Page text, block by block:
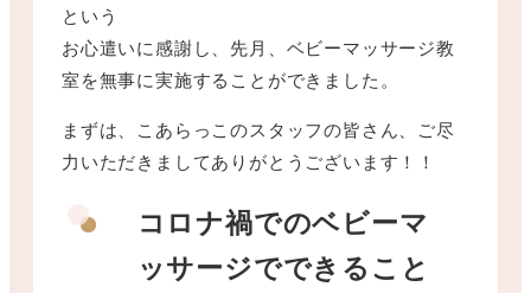
という
お心遣いに感謝し、先月、ベビーマッサージ教
室を無事に実施することができました。
まずは、こあらっこのスタッフの皆さん、ご尽
力いただきましてありがとうございます！！
コロナ禍でのベビーマ
ッサージでできること